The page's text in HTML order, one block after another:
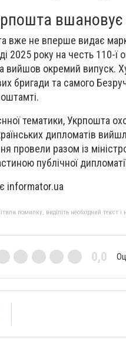
вшановує
вже не вперше видає
2025 року на честь 110-ї
вийшов окремий випуск.
бригади та самого
тематики, Укрпошта
дипломатів
провели разом із
публічної
informator.ua
помилку, виділіть необхідний текст
0,0